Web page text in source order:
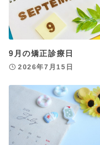
9月の矯正診療日
2026年7月15日